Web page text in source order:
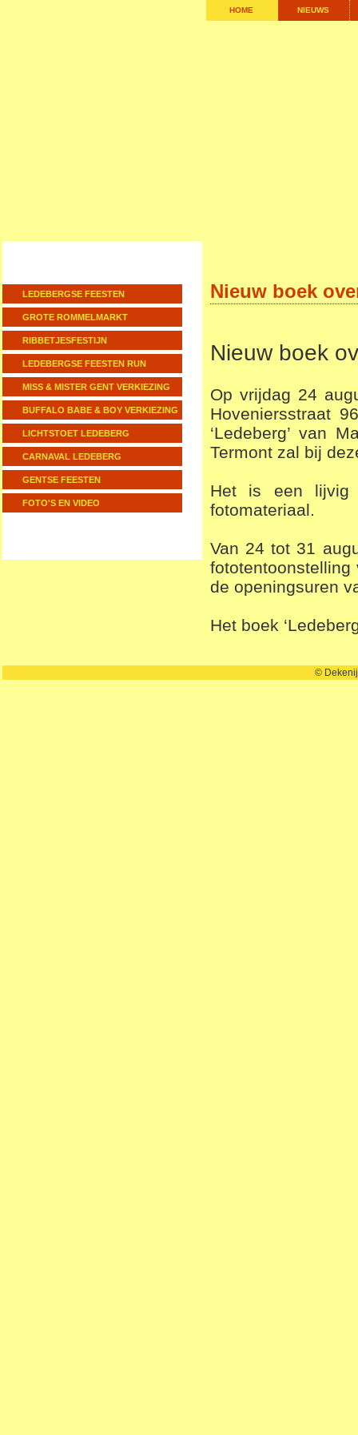
HOME NIEUWS
Nieuw boek
Nieuw boek
Op vrijdag 24
Hoveniersstraat
‘Ledeberg’ van
Termont zal bij
Het is een lijvig
fotomateriaal.
Van 24 tot 31
de openingsuren
Het boek
LEDEBERGSE FEESTEN
GROTE ROMMELMARKT
RIBBETJESFESTIJN
LEDEBERGSE FEESTEN RUN
MISS & MISTER GENT VERKIEZING
BUFFALO BABE & BOY VERKIEZING
LICHTSTOET LEDEBERG
CARNAVAL LEDEBERG
GENTSE FEESTEN
FOTO'S EN VIDEO
© Dekenij